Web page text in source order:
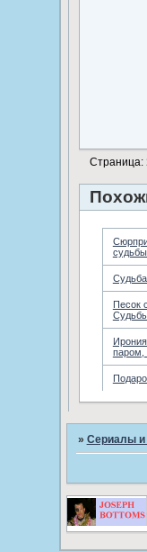
Страница:
судьбы.
Песок
» Сериалы и